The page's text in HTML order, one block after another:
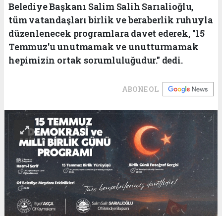
Belediye Başkanı Salim Salih Sarıalioğlu,
tüm vatandaşları birlik ve beraberlik ruhuyla
düzenlenecek programlara davet ederek, "15
Temmuz'u unutmamak ve unutturmamak
hepimizin ortak sorumluluğudur." dedi.
ABONE OL